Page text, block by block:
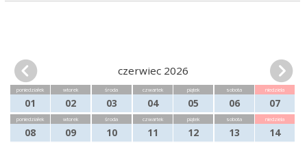
czerwiec 2026
poniedziałek
01
wtorek
02
środa
03
czwartek
04
piątek
05
sobota
06
niedziela
07
poniedziałek
08
wtorek
09
środa
10
czwartek
11
piątek
12
sobota
13
niedziela
14